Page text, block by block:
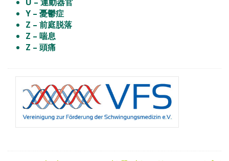
Y – 憂鬱症
Z – 前庭脱落
Z – 喘息
Z – 頭痛